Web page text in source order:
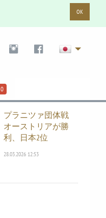
OK
0
プラニツァ団体戦
オーストリアが勝
利、日本2位
28.03.2026 12:53